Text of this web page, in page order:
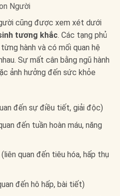
Người
cũng được xem xét dưới
tương khắc. Các tạng phủ
hành và có mối quan hệ
Sự mất cân bằng ngũ hành
ảnh hưởng đến sức khỏe
đến sự điều tiết, giải độc)
đến tuần hoàn máu, năng
quan đến tiêu hóa, hấp thụ
đến hô hấp, bài tiết)